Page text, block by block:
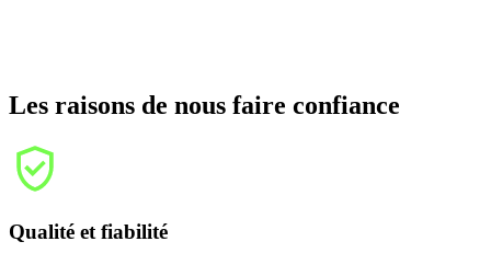
Les raisons de nous faire confiance
Qualité et fiabilité